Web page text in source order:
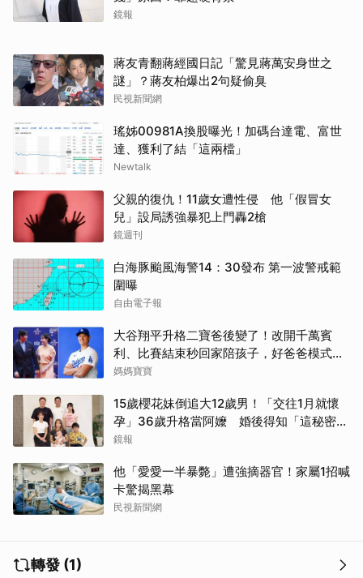
鏡報
蔣友青翻蔣經國日記「驚見蔣萬安身世之
謎」？蔣友柏爆出2句疑偷臭
民視新聞網
瑤姊00981A換股曝光！加碼台達電、富世
達、獲利了結「這兩檔」
Newtalk
父親的復仇！11歲女遭性侵 他「假冒女
兒」設局誘強暴犯上門轟2槍
鏡週刊
白海豚颱風海警14：30發布 第一波警戒範
圍曝
自由電子報
大谷翔平升格二寶爸後變了！改開千萬賓
利、比賽結束秒回家陪孩子，好爸爸模式全
開
媽媽寶寶
15歲櫻花妹倒追大12歲男！「交往1月就懷
孕」36歲升格當阿嬤 婚後得知「這秘密」
傻眼了
鏡報
他「愛愛一半暴斃」遭強摘器官！家屬1招喊
卡驚揭黑幕
民視新聞網
轉發 (1)
取消